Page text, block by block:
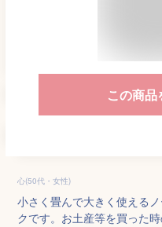
この商
心(50代・女性)
小さく畳んで大きく使える
クです。お土産等を買った